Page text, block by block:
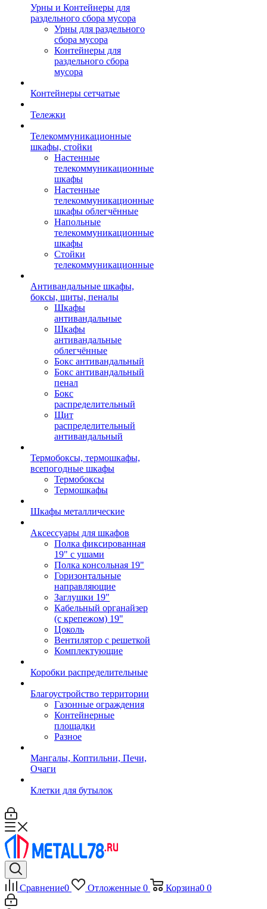
Урны и Контейнеры для
раздельного сбора мусора
Урны для раздельного
сбора мусора
Контейнеры для
раздельного сбора
мусора
Контейнеры сетчатые
Тележки
Телекоммуникационные
шкафы, стойки
Настенные
телекоммуникационные
шкафы
Настенные
телекоммуникационные
шкафы облегчённые
Напольные
телекоммуникационные
шкафы
Стойки
телекоммуникационные
Антивандальные шкафы,
боксы, щиты, пеналы
Шкафы
антивандальные
Шкафы
антивандальные
облегчённые
Бокс антивандальный
Бокс антивандальный
пенал
Бокс
распределительный
Щит
распределительный
антивандальный
Термобоксы, термошкафы,
всепогодные шкафы
Термобоксы
Термошкафы
Шкафы металлические
Аксессуары для шкафов
Полка фиксированная
19" с ушами
Полка консольная 19"
Горизонтальные
направляющие
Заглушки 19"
Кабельный органайзер
(с крепежом) 19"
Цоколь
Вентилятор с решеткой
Комплектующие
Коробки распределительные
Благоустройство территории
Газонные ограждения
Контейнерные
площадки
Разное
Мангалы, Коптильни, Печи,
Очаги
Клетки для бутылок
Сравнение0 Отложенные 0 Корзина0 0